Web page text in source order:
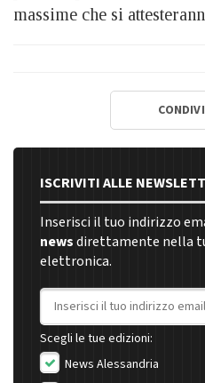
massime che si
ISCRIVITI ALLE
Inserisci il tuo indirizzo
newsdirettamente nella
elettronica.
Indirizzo email
Scegli le tue edizioni:
News Alessandria